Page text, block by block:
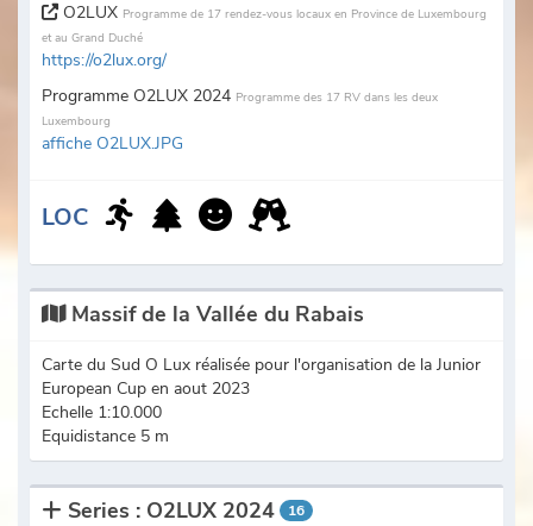
O2LUX Programme de 17 rendez-vous locaux en Province de Luxembourg
et au Grand Duché
https://o2lux.org/
Programme O2LUX 2024 Programme des 17 RV dans les deux
Luxembourg
affiche O2LUX.JPG
LOC
Massif de la Vallée du Rabais
Carte du Sud O Lux réalisée pour l'organisation de la Junior
European Cup en aout 2023
Echelle 1:10.000
Equidistance 5 m
Series : O2LUX 2024 16